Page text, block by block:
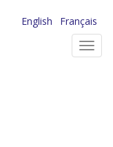
English
Français